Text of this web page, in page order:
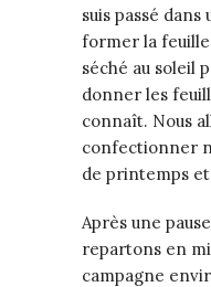
suis passé
former la
séché au soleil
donner les
connaît. Nous
confectionner
de printemps
Après une
repartons en
campagne